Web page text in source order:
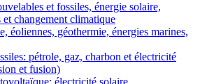
et fossiles, énergie solaire,
et changement climatique
éoliennes, géothermie, énergies marines,
pétrole, gaz, charbon et électricité
et fusion)
électricité solaire